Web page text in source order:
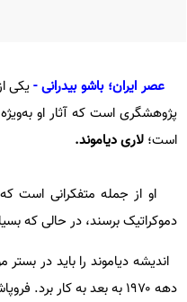
عصر ایران؛ باشو بیدرانی -یکی
پژوهشگری است که آثار او
است؛ لاری دیاموند.
او از جمله متفکرانی است
دموکراتیک برسند، در حالی که
اندیشه دیاموند را باید در
دهه ۱۹۷۰ به بعد به کار